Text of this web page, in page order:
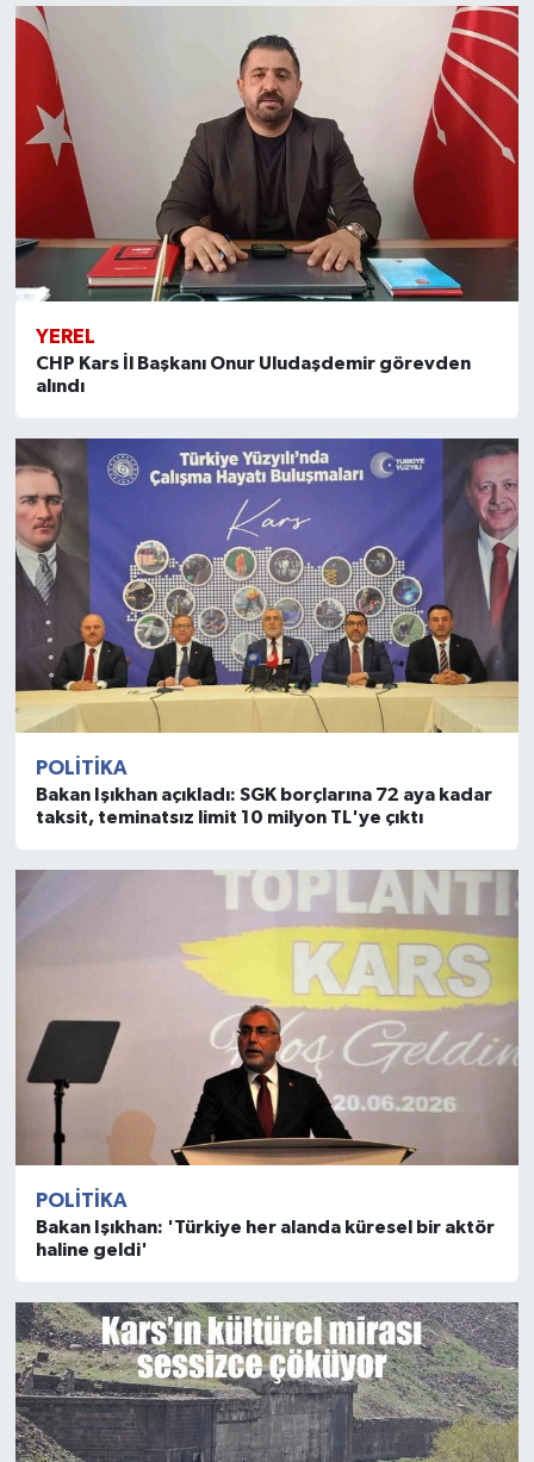
YEREL
CHP Kars İl Başkanı Onur Uludaşdemir görevden
alındı
POLITIKA
Bakan Işıkhan açıkladı: SGK borçlarına 72 aya kadar
taksit, teminatsız limit 10 milyon TL'ye çıktı
POLITIKA
Bakan Işıkhan: 'Türkiye her alanda küresel bir aktör
haline geldi'